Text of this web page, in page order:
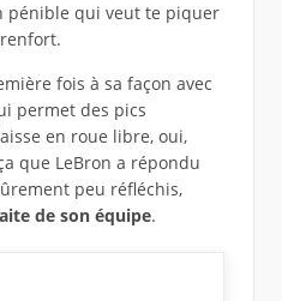
pénible qui veut te piquer
fois à sa façon avec
permet des pics
en roue libre, oui,
que LeBron a répondu
peu réfléchis,
de son équipe.